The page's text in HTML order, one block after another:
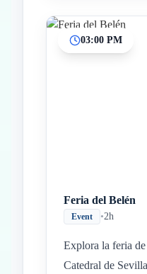
03:00 PM
Feria del Belén
Event •2h
Explora la feria de
Catedral de